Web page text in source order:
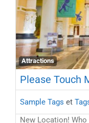
Attractions
Please Touch
Sample Tags et
New Location!